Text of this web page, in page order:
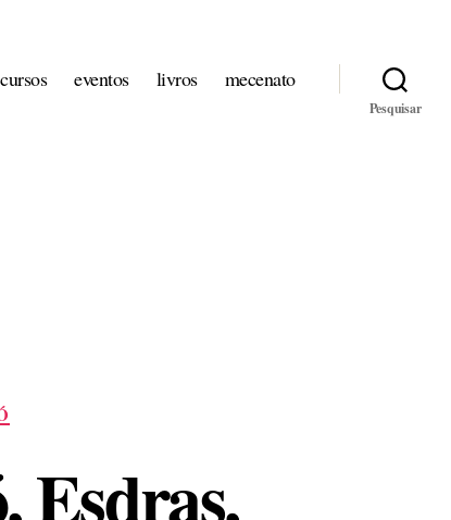
cursos eventos livros mecenato
Pesquisar
Esdras,